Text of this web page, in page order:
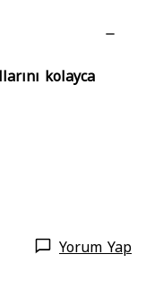
kolayca
Yorum Yap